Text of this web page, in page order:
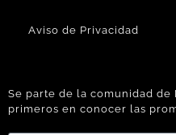
Aviso de Privacidad
Se parte de la comunidad de
primeros en conocer las